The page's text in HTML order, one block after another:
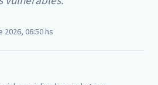
06:50 hs